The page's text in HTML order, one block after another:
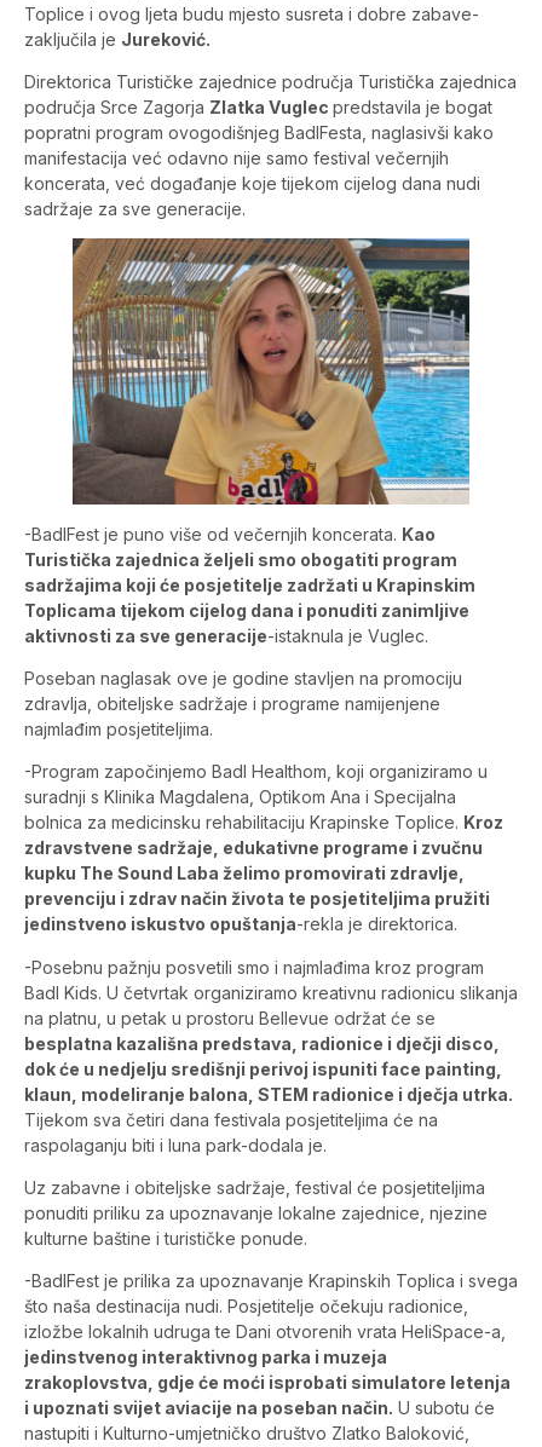
Toplice i ovog ljeta budu mjesto susreta i dobre zabave-
zaključila je Jureković.
Direktorica Turističke zajednice područja Turistička zajednica
područja Srce Zagorja Zlatka Vuglec predstavila je bogat
popratni program ovogodišnjeg BadlFesta, naglasivši kako
manifestacija već odavno nije samo festival večernjih
koncerata, već događanje koje tijekom cijelog dana nudi
sadržaje za sve generacije.
-BadlFest je puno više od večernjih koncerata. Kao
Turistička zajednica željeli smo obogatiti program
sadržajima koji će posjetitelje zadržati u Krapinskim
Toplicama tijekom cijelog dana i ponuditi zanimljive
aktivnosti za sve generacije-istaknula je Vuglec.
Poseban naglasak ove je godine stavljen na promociju
zdravlja, obiteljske sadržaje i programe namijenjene
najmlađim posjetiteljima.
-Program započinjemo Badl Healthom, koji organiziramo u
suradnji s Klinika Magdalena, Optikom Ana i Specijalna
bolnica za medicinsku rehabilitaciju Krapinske Toplice. Kroz
zdravstvene sadržaje, edukativne programe i zvučnu
kupku The Sound Laba želimo promovirati zdravlje,
prevenciju i zdrav način života te posjetiteljima pružiti
jedinstveno iskustvo opuštanja-rekla je direktorica.
-Posebnu pažnju posvetili smo i najmlađima kroz program
Badl Kids. U četvrtak organiziramo kreativnu radionicu slikanja
na platnu, u petak u prostoru Bellevue održat će se
besplatna kazališna predstava, radionice i dječji disco,
dok će u nedjelju središnji perivoj ispuniti face painting,
klaun, modeliranje balona, STEM radionice i dječja utrka.
Tijekom sva četiri dana festivala posjetiteljima će na
raspolaganju biti i luna park-dodala je.
Uz zabavne i obiteljske sadržaje, festival će posjetiteljima
ponuditi priliku za upoznavanje lokalne zajednice, njezine
kulturne baštine i turističke ponude.
-BadlFest je prilika za upoznavanje Krapinskih Toplica i svega
što naša destinacija nudi. Posjetitelje očekuju radionice,
izložbe lokalnih udruga te Dani otvorenih vrata HeliSpace-a,
jedinstvenog interaktivnog parka i muzeja
zrakoplovstva, gdje će moći isprobati simulatore letenja
i upoznati svijet aviacije na poseban način. U subotu će
nastupiti i Kulturno-umjetničko društvo Zlatko Baloković,